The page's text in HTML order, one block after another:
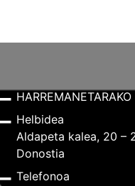
HARREMANETARAKO
Helbidea
Aldapeta kalea, 20 –
Donostia
Telefonoa